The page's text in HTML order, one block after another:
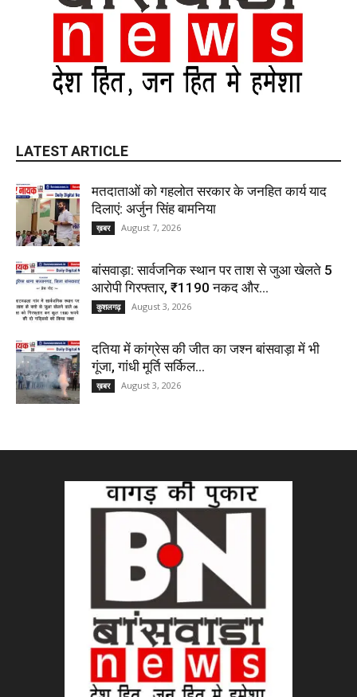
LATEST ARTICLE
मतदाताओं को गहलोत सरकार के जनहित कार्य याद
दिलाएं: अर्जुन सिंह बामनिया
ख़बर August 7, 2026
बांसवाड़ा: सार्वजनिक स्थान पर ताश से जुआ खेलते 5
आरोपी गिरफ्तार, ₹1190 नकद और...
कुशलगढ़ August 3, 2026
दतिया में कांग्रेस की जीत का जश्न बांसवाड़ा में भी
गूंजा, गांधी मूर्ति सर्किल...
ख़बर August 3, 2026